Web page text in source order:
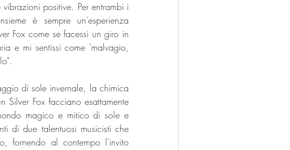
positive. Per entrambi i
è sempre un'esperienza
Fox come se facessi un giro in
e mi sentissi come 'malvagio,
di sole invernale, la chimica
Silver Fox facciano esattamente
magico e mitico di sole e
di due talentuosi musicisti che
fornendo al contempo l'invito